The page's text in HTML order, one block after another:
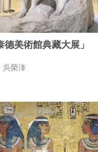
美術館典藏大展」
吳榮浲